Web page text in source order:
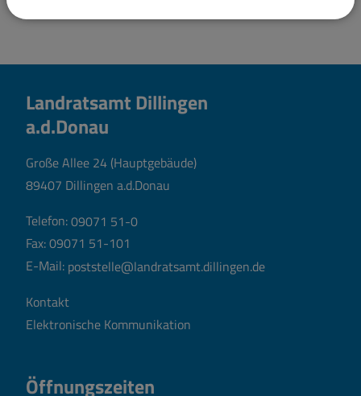
Landratsamt Dillingen
a.d.Donau
Große Allee 24 (Hauptgebäude)
89407 Dillingen a.d.Donau
Telefon:09071 51-0
Fax: 09071 51-101
E-Mail: poststelle@landratsamt.dillingen.de
Kontakt
Elektronische Kommunikation
Öffnungszeiten